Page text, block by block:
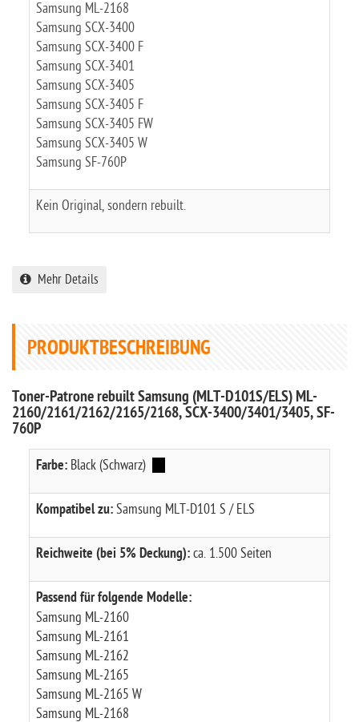
Samsung ML-2168
Samsung SCX-3400
Samsung SCX-3400 F
Samsung SCX-3401
Samsung SCX-3405
Samsung SCX-3405 F
Samsung SCX-3405 FW
Samsung SCX-3405 W
Samsung SF-760P
Kein Original, sondern rebuilt.
Mehr Details
PRODUKTBESCHREIBUNG
Toner-Patrone rebuilt Samsung (MLT-D101S/ELS) ML-
2160/2161/2162/2165/2168, SCX-3400/3401/3405, SF-
760P
Farbe: Black (Schwarz)
Kompatibel zu: Samsung MLT-D101 S / ELS
Reichweite (bei 5% Deckung): ca. 1.500 Seiten
Passend für folgende Modelle:
Samsung ML-2160
Samsung ML-2161
Samsung ML-2162
Samsung ML-2165
Samsung ML-2165 W
Samsung ML-2168